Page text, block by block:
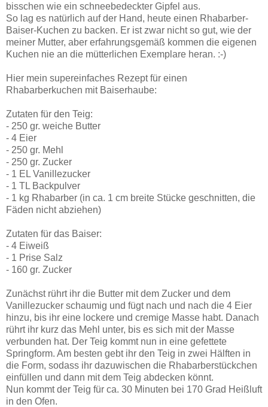
bisschen wie ein schneebedeckter Gipfel aus.
So lag es natürlich auf der Hand, heute einen Rhabarber-
Baiser-Kuchen zu backen. Er ist zwar nicht so gut, wie der
meiner Mutter, aber erfahrungsgemäß kommen die eigenen
Kuchen nie an die mütterlichen Exemplare heran. :-)
Hier mein supereinfaches Rezept für einen
Rhabarberkuchen mit Baiserhaube:
Zutaten für den Teig:
- 250 gr. weiche Butter
- 4 Eier
- 250 gr. Mehl
- 250 gr. Zucker
- 1 EL Vanillezucker
- 1 TL Backpulver
- 1 kg Rhabarber (in ca. 1 cm breite Stücke geschnitten, die
Fäden nicht abziehen)
Zutaten für das Baiser:
- 4 Eiweiß
- 1 Prise Salz
- 160 gr. Zucker
Zunächst rührt ihr die Butter mit dem Zucker und dem
Vanillezucker schaumig und fügt nach und nach die 4 Eier
hinzu, bis ihr eine lockere und cremige Masse habt. Danach
rührt ihr kurz das Mehl unter, bis es sich mit der Masse
verbunden hat. Der Teig kommt nun in eine gefettete
Springform. Am besten gebt ihr den Teig in zwei Hälften in
die Form, sodass ihr dazuwischen die Rhabarberstückchen
einfüllen und dann mit dem Teig abdecken könnt.
Nun kommt der Teig für ca. 30 Minuten bei 170 Grad Heißluft
in den Ofen.